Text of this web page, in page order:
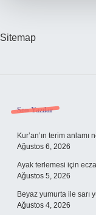
Sitemap
Sidebar
Son Yazılar
Kur’an’ın terim anlamı
Ağustos 6, 2026
Ayak terlemesi için
Ağustos 5, 2026
Beyaz yumurta ile sarı
Ağustos 4, 2026